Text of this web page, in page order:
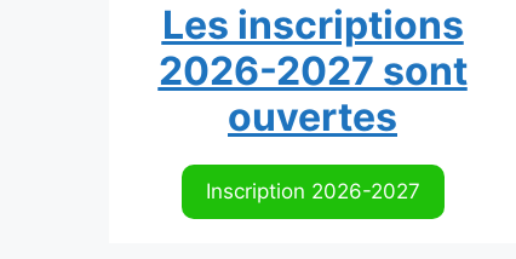
Les inscriptions
2026-2027 sont
ouvertes
Inscription 2026-2027